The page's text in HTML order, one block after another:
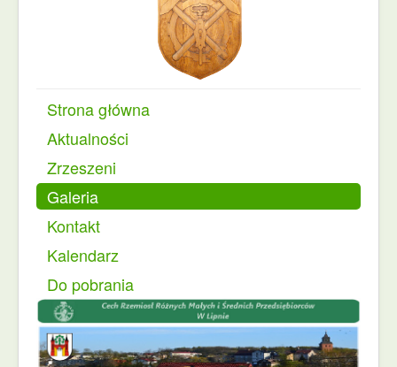
Strona główna
Aktualności
Zrzeszeni
Galeria
Kontakt
Kalendarz
Do pobrania